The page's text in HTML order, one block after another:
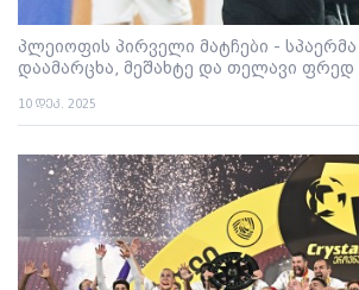
პლეიოფის პირველი მატჩები - სპაერმა
დაამარცხა, მეშახტე და თელავი
10 დეკ. 2025